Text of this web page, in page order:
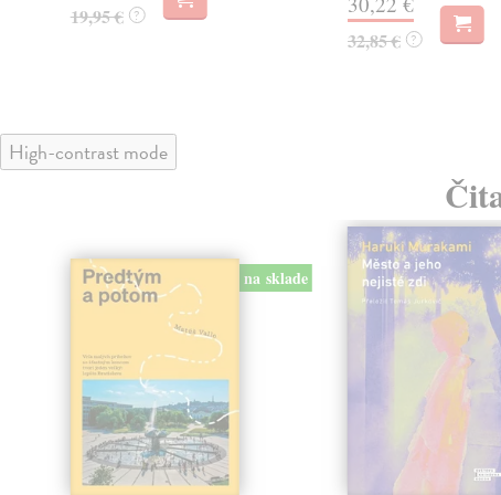
19,95 € ?
32,85 € ?
High-contrast mode
na sklade